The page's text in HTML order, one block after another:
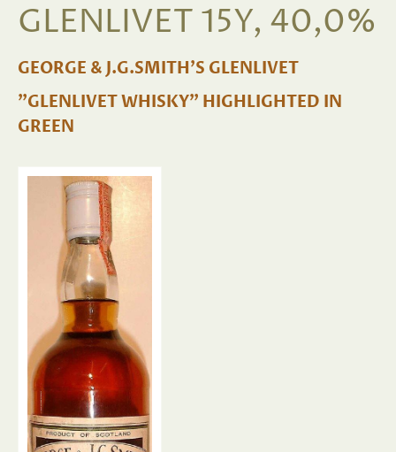
GLENLIVET 15Y, 40,0%
GEORGE & J.G.SMITH'S GLENLIVET
"GLENLIVET WHISKY" HIGHLIGHTED IN
GREEN